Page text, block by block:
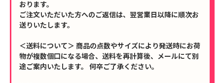
おります。
ご注文いただいた方へのご返信は、翌営業日以降に順次お
送りいたします。
＜送料について＞ 商品の点数やサイズにより発送時にお荷
物が複数個口になる場合、送料を再計算後、メールにて別
途ご案内いたします。 何卒ご了承ください。